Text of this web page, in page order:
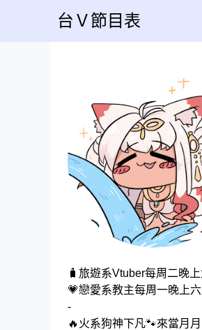
台Ｖ節目表
🧳旅遊系Vtuber每周二晚
💗戀愛系教主每周一晚上
-
🔥火系狗神下凡🐾來當月